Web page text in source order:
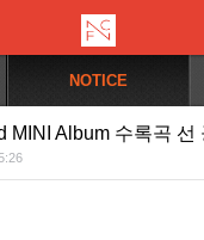
NOTICE
MINI Album 수록곡 선